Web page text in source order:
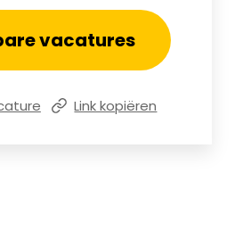
vacatures
Link kopiëren